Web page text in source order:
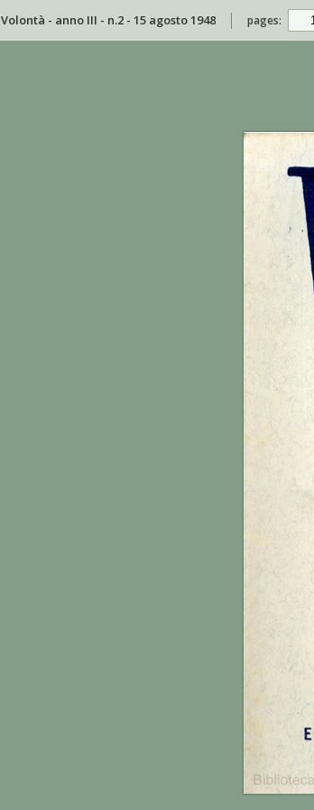
Volontà - anno III - n.2 - 15 agosto 1948 pages: